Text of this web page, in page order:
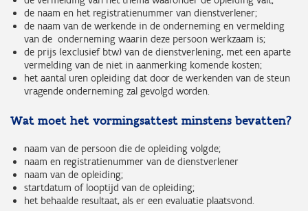
de naam en het registratienummer van dienstverlener;
de naam van de werkende in de onderneming en vermelding
van de onderneming waarin deze persoon werkzaam is;
de prijs (exclusief btw) van de dienstverlening, met een aparte
vermelding van de niet in aanmerking komende kosten;
het aantal uren opleiding dat door de werkenden van de steun
vragende onderneming zal gevolgd worden.
Wat moet het vormingsattest minstens bevatten?
naam van de persoon die de opleiding volgde;
naam en registratienummer van de dienstverlener
naam van de opleiding;
startdatum of looptijd van de opleiding;
het behaalde resultaat, als er een evaluatie plaatsvond.